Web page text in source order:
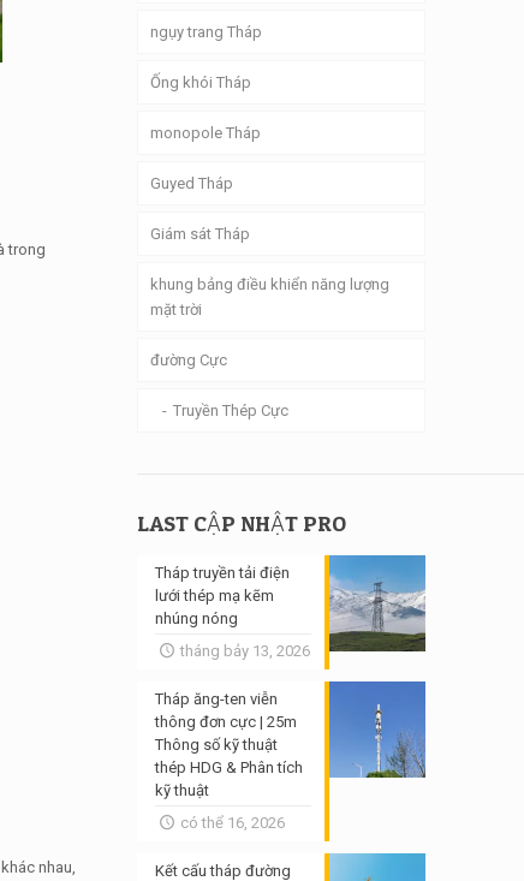
trong
nhau,
ngụy trang Tháp
Ống khói Tháp
monopole Tháp
Guyed Tháp
Giám sát Tháp
khung bảng điều khiển năng lượng
mặt trời
đường Cực
Truyền Thép Cực
LAST CẬP NHẬT PRO
Tháp truyền tải điện
lưới thép mạ kẽm
nhúng nóng
tháng bảy 13, 2026
Tháp ăng-ten viễn
thông đơn cực | 25m
Thông số kỹ thuật
thép HDG & Phân tích
kỹ thuật
có thể 16, 2026
Kết cấu tháp đường